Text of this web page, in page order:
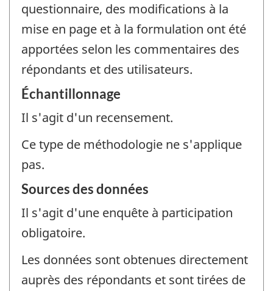
questionnaire, des modifications à la
mise en page et à la formulation ont été
apportées selon les commentaires des
répondants et des utilisateurs.
Échantillonnage
Il s'agit d'un recensement.
Ce type de méthodologie ne s'applique
pas.
Sources des données
Il s'agit d'une enquête à participation
obligatoire.
Les données sont obtenues directement
auprès des répondants et sont tirées de